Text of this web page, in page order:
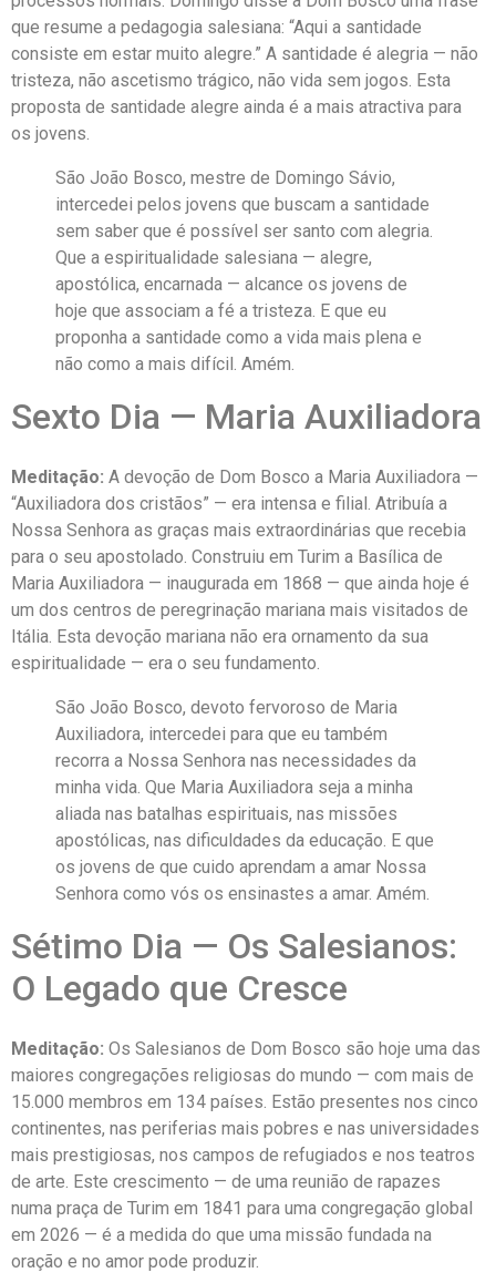
que resume a pedagogia salesiana: “Aqui a santidade
consiste em estar muito alegre.” A santidade é alegria — não
tristeza, não ascetismo trágico, não vida sem jogos. Esta
proposta de santidade alegre ainda é a mais atractiva para
os jovens.
São João Bosco, mestre de Domingo Sávio,
intercedei pelos jovens que buscam a santidade
sem saber que é possível ser santo com alegria.
Que a espiritualidade salesiana — alegre,
apostólica, encarnada — alcance os jovens de
hoje que associam a fé a tristeza. E que eu
proponha a santidade como a vida mais plena e
não como a mais difícil. Amém.
Sexto Dia — Maria Auxiliadora
Meditação: A devoção de Dom Bosco a Maria Auxiliadora —
“Auxiliadora dos cristãos” — era intensa e filial. Atribuía a
Nossa Senhora as graças mais extraordinárias que recebia
para o seu apostolado. Construiu em Turim a Basílica de
Maria Auxiliadora — inaugurada em 1868 — que ainda hoje é
um dos centros de peregrinação mariana mais visitados de
Itália. Esta devoção mariana não era ornamento da sua
espiritualidade — era o seu fundamento.
São João Bosco, devoto fervoroso de Maria
Auxiliadora, intercedei para que eu também
recorra a Nossa Senhora nas necessidades da
minha vida. Que Maria Auxiliadora seja a minha
aliada nas batalhas espirituais, nas missões
apostólicas, nas dificuldades da educação. E que
os jovens de que cuido aprendam a amar Nossa
Senhora como vós os ensinastes a amar. Amém.
Sétimo Dia — Os Salesianos:
O Legado que Cresce
Meditação: Os Salesianos de Dom Bosco são hoje uma das
maiores congregações religiosas do mundo — com mais de
15.000 membros em 134 países. Estão presentes nos cinco
continentes, nas periferias mais pobres e nas universidades
mais prestigiosas, nos campos de refugiados e nos teatros
de arte. Este crescimento — de uma reunião de rapazes
numa praça de Turim em 1841 para uma congregação global
em 2026 — é a medida do que uma missão fundada na
oração e no amor pode produzir.